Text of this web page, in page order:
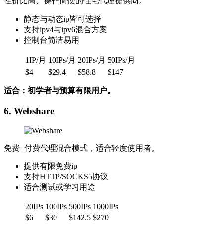
静态与动态ip皆可选择
支持ipv4与ipv6混合方案
控制台简洁易用
1IP/月 10IPs/月 20IPs/月 50IPs/月
$4
$29.4 $58.8 $147
适合：初学者与预算有限用户。
6. Webshare
免费+付费代理混合模式，适合轻度使用者。
提供有限免费ip
支持HTTP/SOCKS5协议
适合测试或学习用途
20IPs 100IPs 500IPs 1000IPs
$6
$30 $142.5 $270